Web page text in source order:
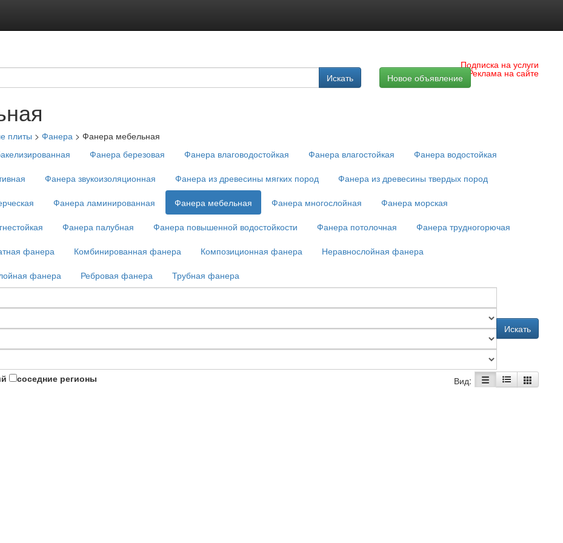
Подписка на услуги
Реклама на сайте
Искать Новое объявление
плиты > Фанера> Фанера мебельная
Фанера березовая Фанера влаговодостойкая Фанера влагостойкая
Фанера водостойкая
Фанера звукоизоляционная Фанера из древесины мягких пород
Фанера из древесины твердых пород
Фанера ламинированная Фанера мебельная Фанера многослойная
Фанера морская
Фанера палубная Фанера повышенной водостойкости Фанера потолочная
Фанера трудногорючая
фанера Комбинированная фанера Композиционная фанера
Неравнослойная фанера
фанера Ребровая фанера Трубная фанера
Искать
соседние регионы Вид: